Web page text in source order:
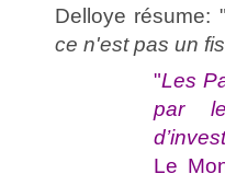
Delloye résume: "
ce n'est pas un
"Les
par le
Le